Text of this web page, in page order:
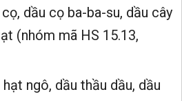
dầu cọ ba-ba-su, dầu cây
(nhóm mã HS 15.13,
ngô, dầu thầu dầu, dầu